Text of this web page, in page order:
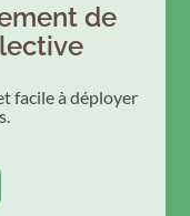
de
facile à déployer